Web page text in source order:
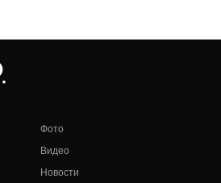
Фото
Видео
Новости